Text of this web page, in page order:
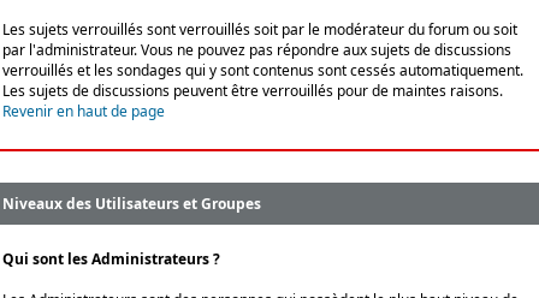
Les sujets verrouillés sont verrouillés soit par le modérateur du forum ou soit
par l'administrateur. Vous ne pouvez pas répondre aux sujets de discussions
verrouillés et les sondages qui y sont contenus sont cessés automatiquement.
Les sujets de discussions peuvent être verrouillés pour de maintes raisons.
Revenir en haut de page
Niveaux des Utilisateurs et Groupes
Qui sont les Administrateurs ?